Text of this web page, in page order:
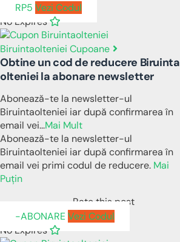
RP5 Vezi Codul
No Expires
Biruintaolteniei Cupoane
Obtine un cod de reducere Biruinta
olteniei la abonare newsletter
Abonează-te la newsletter-ul
Biruintaolteniei iar după confirmarea în
email vei...Mai Mult
Abonează-te la newsletter-ul
Biruintaolteniei iar după confirmarea în
email vei primi codul de reducere. Mai
Puțin
Rate this post
-ABONAREVezi Codul
No Expires